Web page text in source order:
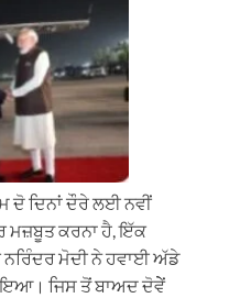
ਦੋ ਦਿਨਾਂ ਦੌਰੇ ਲਈ ਨਵੀਂ
ਮਜ਼ਬੂਤ ਕਰਨਾ ਹੈ, ਇੱਕ
ਨਰਿੰਦਰ ਮੋਦੀ ਨੇ ਹਵਾਈ ਅੱਡੇ
ਜਿਸ ਤੋਂ ਬਾਅਦ ਦੋਵੇੇਂ